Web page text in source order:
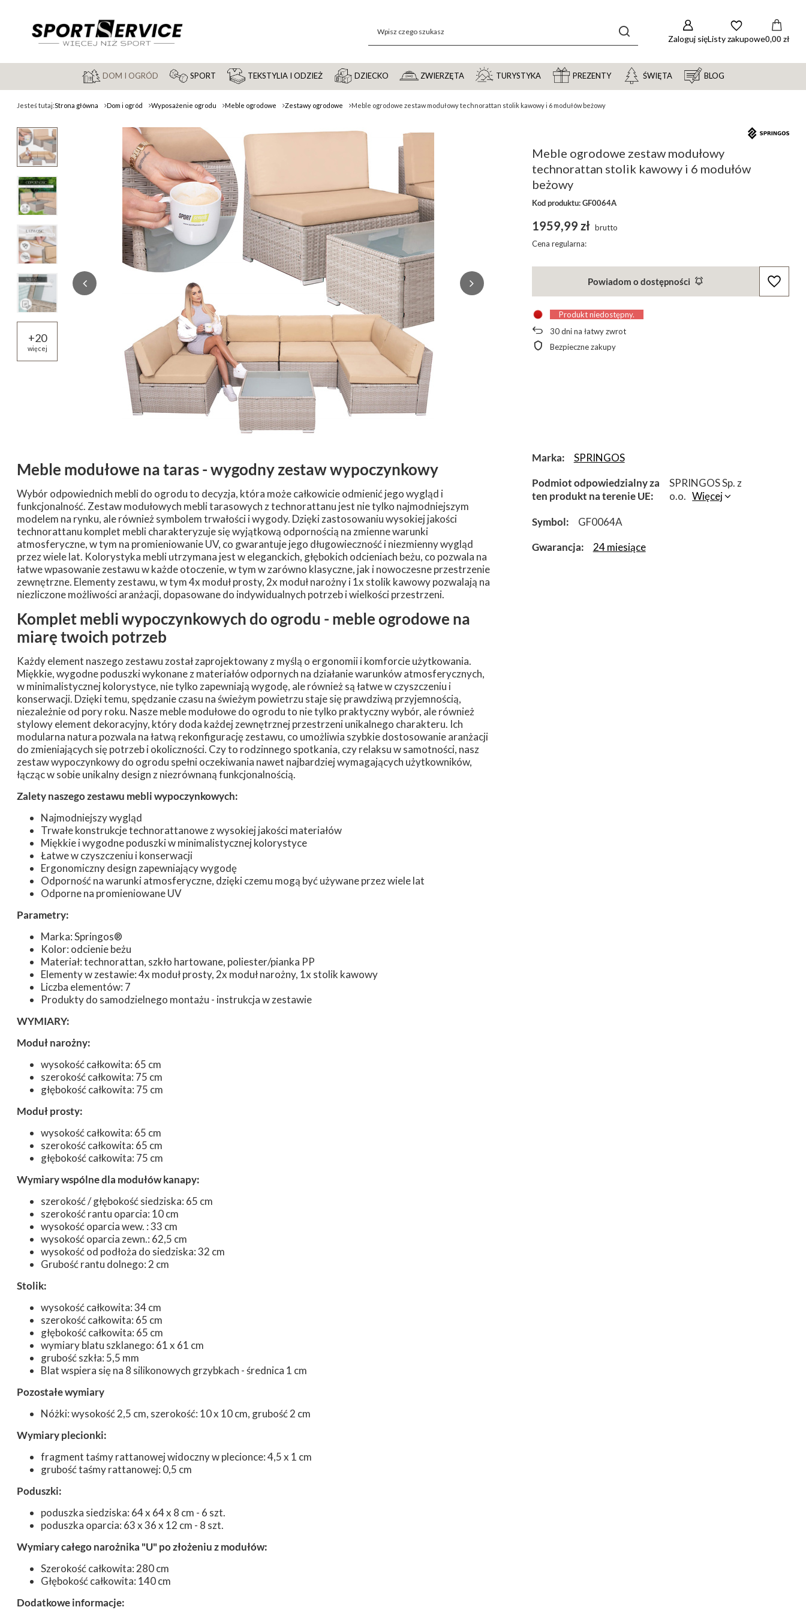
Zaloguj sięListy zakupowe0,00 zł
DOM I OGRÓD SPORT TEKSTYLIA I ODZIEŻ DZIECKO ZWIERZĘTA TURYSTYKA PREZENTY ŚWIĘTA BLOG
Jesteś tutaj:Strona główna Dom i ogród Wyposażenie ogrodu Meble ogrodowe Zestawy ogrodowe Meble ogrodowe zestaw modułowy technorattan stolik kawowy i 6 modułów beżowy
+20
więcej
Meble ogrodowe zestaw modułowy
technorattan stolik kawowy i 6 modułów
beżowy
Kod produktu: GF0064A
1959,99 zł brutto
Cena regularna:
Powiadom o dostępności
Produkt niedostępny
30dni na łatwy zwrot
Bezpieczne zakupy
Meble modułowe na taras - wygodny zestaw wypoczynkowy
Wybór odpowiednich mebli do ogrodu to decyzja, która może całkowicie odmienić jego wygląd i
funkcjonalność. Zestaw modułowych mebli tarasowych z technorattanu jest nie tylko najmodniejszym
modelem na rynku, ale również symbolem trwałości i wygody. Dzięki zastosowaniu wysokiej jakości
technorattanu komplet mebli charakteryzuje się wyjątkową odpornością na zmienne warunki
atmosferyczne, w tym na promieniowanie UV, co gwarantuje jego długowieczność i niezmienny wygląd
przez wiele lat. Kolorystyka mebli utrzymana jest w eleganckich, głębokich odcieniach beżu, co pozwala na
łatwe wpasowanie zestawu w każde otoczenie, w tym w zarówno klasyczne, jak i nowoczesne przestrzenie
zewnętrzne. Elementy zestawu, w tym 4x moduł prosty, 2x moduł narożny i 1x stolik kawowy pozwalają na
niezliczone możliwości aranżacji, dopasowane do indywidualnych potrzeb i wielkości przestrzeni.
Komplet mebli wypoczynkowych do ogrodu - meble ogrodowe na
miarę twoich potrzeb
Każdy element naszego zestawu został zaprojektowany z myślą o ergonomii i komforcie użytkowania.
Miękkie, wygodne poduszki wykonane z materiałów odpornych na działanie warunków atmosferycznych,
w minimalistycznej kolorystyce, nie tylko zapewniają wygodę, ale również są łatwe w czyszczeniu i
konserwacji. Dzięki temu, spędzanie czasu na świeżym powietrzu staje się prawdziwą przyjemnością,
niezależnie od pory roku. Nasze meble modułowe do ogrodu to nie tylko praktyczny wybór, ale również
stylowy element dekoracyjny, który doda każdej zewnętrznej przestrzeni unikalnego charakteru. Ich
modularna natura pozwala na łatwą rekonfigurację zestawu, co umożliwia szybkie dostosowanie aranżacji
do zmieniających się potrzeb i okoliczności. Czy to rodzinnego spotkania, czy relaksu w samotności, nasz
zestaw wypoczynkowy do ogrodu spełni oczekiwania nawet najbardziej wymagających użytkowników,
łącząc w sobie unikalny design z niezrównaną funkcjonalnością.
Zalety naszego zestawu mebli wypoczynkowych:
Najmodniejszy wygląd
Trwałe konstrukcje technorattanowe z wysokiej jakości materiałów
Miękkie i wygodne poduszki w minimalistycznej kolorystyce
Łatwe w czyszczeniu i konserwacji
Ergonomiczny design zapewniający wygodę
Odporność na warunki atmosferyczne, dzięki czemu mogą być używane przez wiele lat
Odporne na promieniowane UV
Parametry:
Marka: Springos®
Kolor: odcienie beżu
Materiał: technorattan, szkło hartowane, poliester/pianka PP
Elementy w zestawie: 4x moduł prosty, 2x moduł narożny, 1x stolik kawowy
Liczba elementów: 7
Produkty do samodzielnego montażu - instrukcja w zestawie
WYMIARY:
Moduł narożny:
wysokość całkowita: 65 cm
szerokość całkowita: 75 cm
głębokość całkowita: 75 cm
Moduł prosty:
wysokość całkowita: 65 cm
szerokość całkowita: 65 cm
głębokość całkowita: 75 cm
Wymiary wspólne dla modułów kanapy:
szerokość / głębokość siedziska: 65 cm
szerokość rantu oparcia: 10 cm
wysokość oparcia wew. : 33 cm
wysokość oparcia zewn.: 62,5 cm
wysokość od podłoża do siedziska: 32 cm
Grubość rantu dolnego: 2 cm
Stolik:
wysokość całkowita: 34 cm
szerokość całkowita: 65 cm
głębokość całkowita: 65 cm
wymiary blatu szklanego: 61 x 61 cm
grubość szkła: 5,5 mm
Blat wspiera się na 8 silikonowych grzybkach - średnica 1 cm
Pozostałe wymiary
Nóżki: wysokość 2,5 cm, szerokość: 10 x 10 cm, grubość 2 cm
Wymiary plecionki:
fragment taśmy rattanowej widoczny w plecionce: 4,5 x 1 cm
grubość taśmy rattanowej: 0,5 cm
Poduszki:
poduszka siedziska: 64 x 64 x 8 cm - 6 szt.
poduszka oparcia: 63 x 36 x 12 cm - 8 szt.
Wymiary całego narożnika "U" po złożeniu z modułów:
Szerokość całkowita: 280 cm
Głębokość całkowita: 140 cm
Dodatkowe informacje:
Marka
SPRINGOS
Podmiot odpowiedzialny za
ten produkt na terenie UE
SPRINGOS Sp. z
o.o. Więcej
Symbol
GF0064A
Gwarancja
24 miesiące